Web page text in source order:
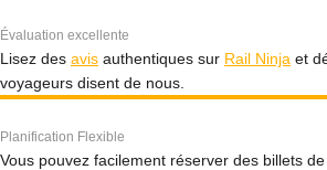
Évaluation excellente
Lisez des avis authentiques sur Rail Ninja et
voyageurs disent de nous.
Planification Flexible
Vous pouvez facilement réserver des billets